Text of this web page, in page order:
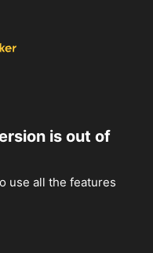
is out of
use all the features